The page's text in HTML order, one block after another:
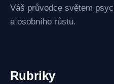
Váš průvodce světem
a osobního růstu.
Rubriky